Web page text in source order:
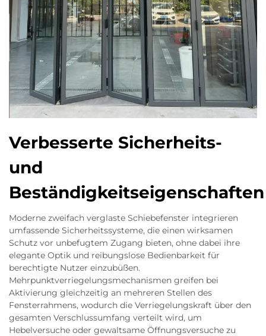
Verbesserte Sicherheits-
und
Beständigkeitseigenschaften
Moderne zweifach verglaste Schiebefenster integrieren
umfassende Sicherheitssysteme, die einen wirksamen
Schutz vor unbefugtem Zugang bieten, ohne dabei ihre
elegante Optik und reibungslose Bedienbarkeit für
berechtigte Nutzer einzubüßen.
Mehrpunktverriegelungsmechanismen greifen bei
Aktivierung gleichzeitig an mehreren Stellen des
Fensterrahmens, wodurch die Verriegelungskraft über den
gesamten Verschlussumfang verteilt wird, um
Hebelversuche oder gewaltsame Öffnungsversuche zu